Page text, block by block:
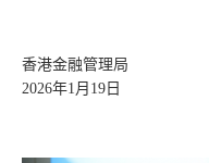
香港金融管理局
2026年1月19日